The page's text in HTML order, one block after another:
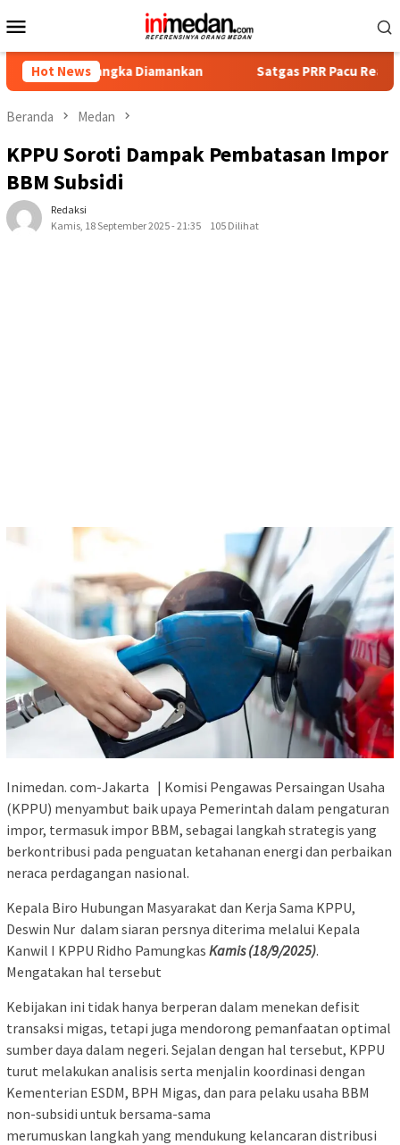
ke
Mobile
Hot News
Diamankan Satgas PRR Pacu Realisasi Tambahan
Beranda Medan
KPPU Soroti Dampak Pembatasan Impor
BBM Subsidi
Redaksi
Kamis, 18 September 2025 - 21:35
105 Dilihat
Inimedan. com-Jakarta | Komisi Pengawas Persaingan Usaha
(KPPU) menyambut baik upaya Pemerintah dalam pengaturan
impor, termasuk impor BBM, sebagai langkah strategis yang
berkontribusi pada penguatan ketahanan energi dan perbaikan
neraca perdagangan nasional.
Kepala Biro Hubungan Masyarakat dan Kerja Sama KPPU,
Deswin Nur dalam siaran persnya diterima melalui Kepala
Kanwil I KPPU Ridho Pamungkas Kamis (18/9/2025).
Mengatakan hal tersebut
Kebijakan ini tidak hanya berperan dalam menekan defisit
transaksi migas, tetapi juga mendorong pemanfaatan optimal
sumber daya dalam negeri. Sejalan dengan hal tersebut, KPPU
turut melakukan analisis serta menjalin koordinasi dengan
Kementerian ESDM, BPH Migas, dan para pelaku usaha BBM
non-subsidi untuk bersama-sama
merumuskan langkah yang mendukung kelancaran distribusi